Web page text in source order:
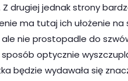
Z drugiej jednak strony
ma tutaj ich ułożenie
nie prostopadle do
optycznie
będzie wydawała się